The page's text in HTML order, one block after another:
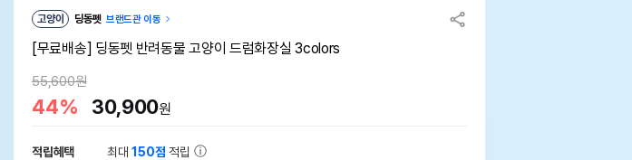
고양이 딩동펫 브랜드관 이동
[무료배송] 딩동펫 반려동물 고양이 드럼화장실 3colors
55,600원
44% 30,900원
적립혜택 최대150점 적립